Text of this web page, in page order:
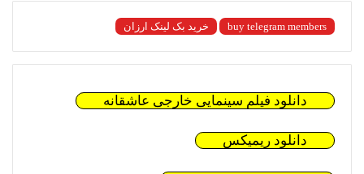
buy telegram members خرید بک لینک ارزان
دانلود فیلم سینمایی خارجی عاشقانه
دانلود ریمیکس